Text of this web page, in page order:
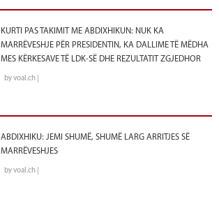
KURTI PAS TAKIMIT ME ABDIXHIKUN: NUK KA
MARRËVESHJE PËR PRESIDENTIN, KA DALLIME TË MËDHA
MES KËRKESAVE TË LDK-SË DHE REZULTATIT ZGJEDHOR
by voal.ch |
ABDIXHIKU: JEMI SHUMË, SHUMË LARG ARRITJES SË
MARRËVESHJES
by voal.ch |